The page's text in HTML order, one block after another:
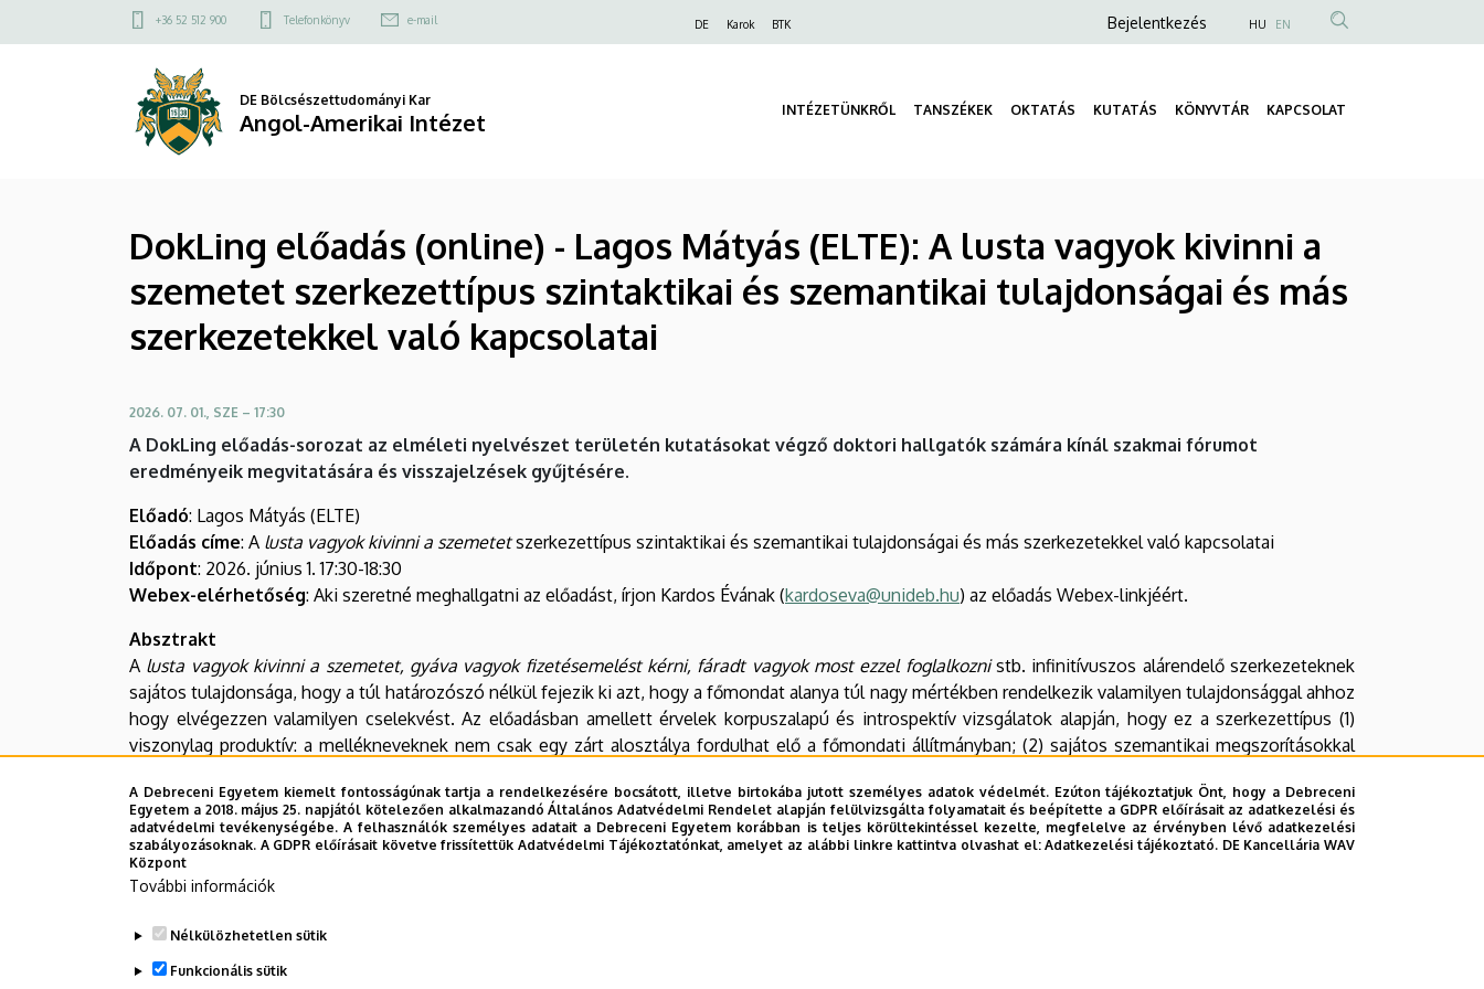
DokLing
szemetet
szerkezettípus
szintaktikai
szemantikai
tulajdonságai
szerkezetekkel
a
Felső
menü
+36 52 512 900 Telefonkönyv e-mail DE Karok BTK
Anonim
menüje
Bejelentkezés HU EN
DE Bölcsészettudományi Kar
Angol-Amerikai Intézet INTÉZETÜNKRŐL TANSZÉKEK OKTATÁS KUTATÁS KÖNYVTÁR KAPCSOLAT
DokLing előadás (online) - Lagos Mátyás (ELTE): A lusta vagyok kivinni a
szemetet szerkezettípus szintaktikai és szemantikai tulajdonságai és más
szerkezetekkel való kapcsolatai
2026. 07. 01., SZE – 17:30
A DokLing előadás-sorozat az elméleti nyelvészet területén kutatásokat végző doktori hallgatók számára kínál szakmai fórumot
eredményeik megvitatására és visszajelzések gyűjtésére.
Előadó: Lagos Mátyás (ELTE)
Előadás címe: A lusta vagyok kivinni a szemetetszerkezettípus szintaktikai és szemantikai tulajdonságai és más szerkezetekkel való kapcsolatai
Időpont: 2026. június 1. 17:30-18:30
Webex-elérhetőség: Aki szeretné meghallgatni az előadást, írjon Kardos Évának (kardoseva@unideb.hu) az előadás Webex-linkjéért.
Absztrakt
A lusta vagyok kivinni a szemetet, gyáva vagyok fizetésemelést kérni, fáradt vagyok most ezzel foglalkoznistb. infinitívuszos alárendelő szerkezeteknek
sajátos tulajdonsága, hogy a túl határozószó nélkül fejezik ki azt, hogy a főmondat alanya túl nagy mértékben rendelkezik valamilyen tulajdonsággal ahhoz
hogy elvégezzen valamilyen cselekvést. Az előadásban amellett érvelek korpuszalapú és introspektív vizsgálatok alapján, hogy ez a szerkezettípus (1)
viszonylag produktív: a mellékneveknek nem csak egy zárt alosztálya fordulhat elő a főmondati állítmányban; (2) sajátos szemantikai megszorításokkal
“ideiglenes ágenciavesztést” fejeznek ki; és (3) nem elemezhető kimerítően önálló konstrukcióként: a túl nemcsak az infinitívuszos, hanem a kötőmódú
alárendelő szerkezetekben is elhagyható (pl.sokat ettem ahhoz hogy elmenjek futni), ezért érdemes valahogy kapcsolatot teremteni e között a két
szerkezettípus között. Az előadás általános kérdése az, hogy ha a nyelvi tudásunkat a konstrukciós nyelvtani értelemben vett konstrukciók hálózataként
képzeljük el, akkor ebben a hálózatban milyen kapcsolatokat kell tudnunk reprezentálni a konstrukciók között.
A DokLing előadás-sorozat az elméleti nyelvészet területén kutatásokat végző doktori hallgatók számára kínál szakmai fórumot eredményeik
megvitatására és visszajelzések gyűjtésére. Elméleti kerettől független online rendezvényünk célja, hogy a részt vevő, különböző tapasztalati szintű
A Debreceni Egyetem kiemelt fontosságúnak tartja a rendelkezésére bocsátott, illetve birtokába jutott személyes adatok védelmét. Ezúton tájékoztatjuk Önt, hogy a Debreceni
Egyetem a 2018. május 25. napjától kötelezően alkalmazandó Általános Adatvédelmi Rendelet alapján felülvizsgálta folyamatait és beépítette a GDPR előírásait az adatkezelési és
adatvédelmi tevékenységébe. A felhasználók személyes adatait a Debreceni Egyetem korábban is teljes körültekintéssel kezelte, megfelelve az érvényben lévő adatkezelési
szabályozásoknak. A GDPR előírásait követve frissítettük Adatvédelmi Tájékoztatónkat, amelyet az alábbi linkre kattintva olvashat el:Adatkezelési tájékoztató. DE Kancellária WAV
Központ
További információk
Nélkülözhetetlen sütik
Funkcionális sütik